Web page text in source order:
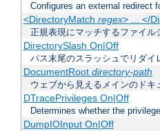
Configures an external redirect
<DirectoryMatch regex> ... </
正規表現にマッチするファイ
DirectorySlash On|Off
パス末尾のスラッシュでリダ
DocumentRoot directory-path
ウェブから見えるメインのドキ
DTracePrivileges On|Off
Determines whether the
DumpIOInput On|Off